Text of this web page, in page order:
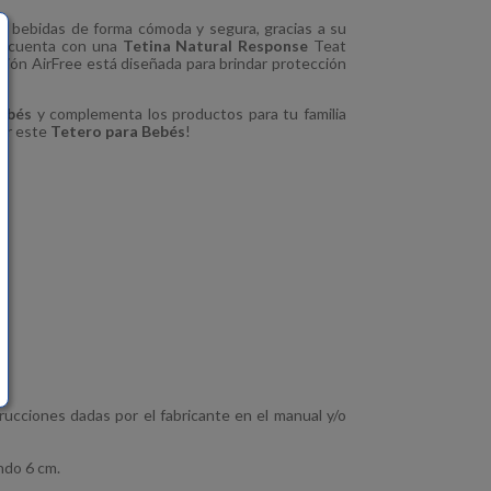
bebidas de forma cómoda y segura, gracias a su
cuenta con una Tetina Natural Response Teat
AirFree está diseñada para brindar protección
y complementa los productos para tu familia
este Tetero para Bebés!
dadas por el fabricante en el manual y/o
6 cm.